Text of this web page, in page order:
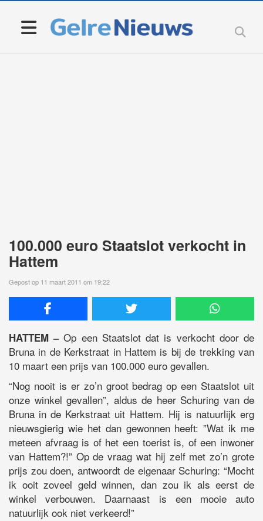
100.000 euro Staatslot verkocht in
Hattem
Gepost op 11 maart 2011 om 19:22
HATTEM –Op een Staatslot dat is verkocht door de
Bruna in de Kerkstraat in Hattem is bij de trekking van
10 maart een prijs van 100.000 euro gevallen.
“Nog nooit is er zo’n groot bedrag op een Staatslot uit
onze winkel gevallen”, aldus de heer Schuring van de
Bruna in de Kerkstraat uit Hattem. Hij is natuurlijk erg
nieuwsgierig wie het dan gewonnen heeft: ”Wat ik me
meteen afvraag is of het een toerist is, of een inwoner
van Hattem?!” Op de vraag wat hij zelf met zo’n grote
prijs zou doen, antwoordt de eigenaar Schuring: “Mocht
ik ooit zoveel geld winnen, dan zou ik als eerst de
winkel verbouwen. Daarnaast is een mooie auto
natuurlijk ook niet verkeerd!”